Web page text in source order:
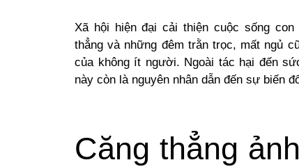
Xã hội hiện đại cải thiện cuộc sống
thẳng và những đêm trằn trọc, mất ngủ
của không ít người. Ngoài tác hại đến
này còn là nguyên nhân dẫn đến sự biến
Căng thẳng